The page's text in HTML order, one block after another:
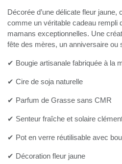
Décorée d’une délicate fleur jaune,
comme un véritable cadeau rempli
mamans exceptionnelles. Une
fête des mères, un anniversaire ou
✔ Bougie artisanale fabriquée à la
✔ Cire de soja naturelle
✔ Parfum de Grasse sans CMR
✔ Senteur fraîche et solaire
✔ Pot en verre réutilisable avec
✔ Décoration fleur jaune